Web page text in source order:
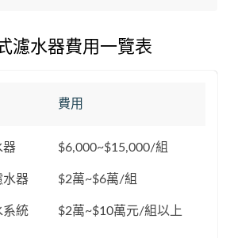
濾水器費用一覽表
費用
器 $6,000~$15,000/組
水器 $2萬~$6萬/組
系統
$2萬~$10萬元/組以上